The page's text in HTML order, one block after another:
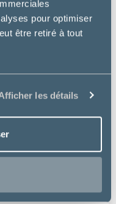
pour optimiser
être retiré à tout
les détails